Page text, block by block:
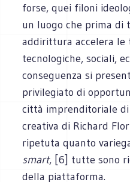
forse, quei filoni
un luogo che prima di
addirittura accelera le
tecnologiche, sociali,
conseguenza si
privilegiato di
città imprenditoriale di
creativa di Richard
ripetuta quanto
smart, [6] tutte sono
della piattaforma.